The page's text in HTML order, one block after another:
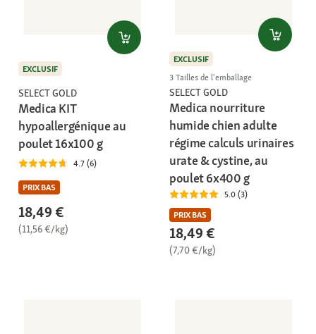
EXCLUSIF
SELECT GOLD
Medica KIT
hypoallergénique au
poulet 16x100 g
4.7 (6)
PRIX BAS
18,49 €
(11,56 €/kg)
EXCLUSIF
3 Tailles de l'emballage
SELECT GOLD
Medica nourriture
humide chien adulte
régime calculs urinaires
urate & cystine, au
poulet 6x400 g
5.0 (3)
PRIX BAS
18,49 €
(7,70 €/kg)